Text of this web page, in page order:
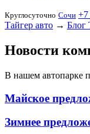
Круглосуточно Сочи +7
Тайгер авто → Блог
Новости
В нашем автопарке
Майское
Зимнее